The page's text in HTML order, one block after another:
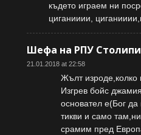
където играем ни
циганииии,
Шефа на РПУ
21.01.2018 at 22:58
Жълт изроде,колко
Изгрев бойс
основател е(Бог да
тикви и само
срамим пред